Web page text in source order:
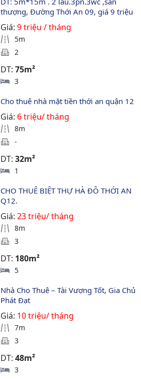
thượng, Đường Thới An 09, giá 9 triệu
Giá:9 triệu / tháng
5m
2
DT:75m²
3
Cho thuê nhà mặt tiền thới an quận 12
Giá: 6 triệu/ tháng
8m
-
DT:32m²
1
CHO THUÊ BIỆT THỰ HÀ ĐÔ THỚI AN
Q12.
Giá:23 triệu/ tháng
8m
3
DT: 180m²
5
Nhà Cho Thuê – Tài Vượng Tốt, Gia Chủ
Phát Đạt
Giá: 10 triệu/ tháng
7m
3
DT:48m²
3